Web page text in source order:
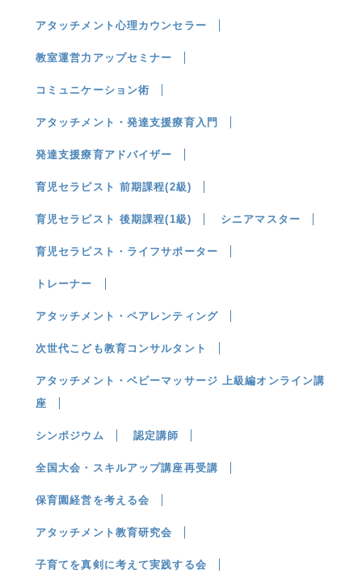
アタッチメント心理カウンセラー
教室運営力アップセミナー
コミュニケーション術
アタッチメント・発達支援療育入門
発達支援療育アドバイザー
育児セラピスト 前期課程(2級)
育児セラピスト 後期課程(1級) シニアマスター
育児セラピスト・ライフサポーター
トレーナー
アタッチメント・ペアレンティング
次世代こども教育コンサルタント
アタッチメント・ベビーマッサージ 上級編オンライン講
座
シンポジウム 認定講師
全国大会・スキルアップ講座再受講
保育園経営を考える会
アタッチメント教育研究会
子育てを真剣に考えて実践する会